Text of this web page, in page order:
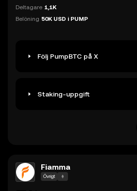
tillvägagångssätt och med stöd av
experter och branschledande partners.
Deltagare 1,1K
Belöning 50K USD i PUMP
Följ PumpBTC på X
Staking-uppgift
Fiamma
Övrigt